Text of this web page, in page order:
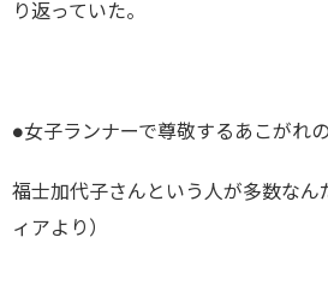
り返っていた。
●女子ランナーで尊敬するあこがれ
福士加代子さんという人が多数なん
ィアより）